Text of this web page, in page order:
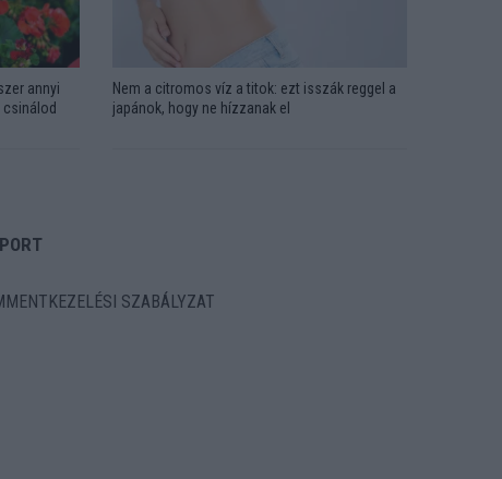
annyi
Nem a citromos víz a titok: ezt isszák reggel a
japánok, hogy ne hízzanak el
SZABÁLYZAT